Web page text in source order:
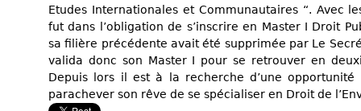
Etudes Internationales et Communautaires “. Avec
fut dans l’obligation de s’inscrire en Master I Droit
sa filière précédente avait été supprimée par Le
valida donc son Master I pour se retrouver en
Depuis lors il est à la recherche d’une
parachever son rêve de se spécialiser en Droit de